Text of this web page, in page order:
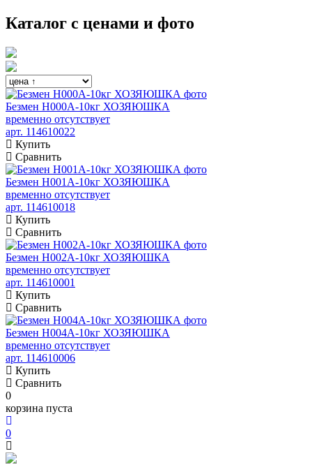
Каталог с ценами и фото
Безмен Н000А-10кг ХОЗЯЮШКА
временно отсутствует
арт. 114610022
Купить
Сравнить
Безмен Н001А-10кг ХОЗЯЮШКА
временно отсутствует
арт. 114610018
Купить
Сравнить
Безмен Н002А-10кг ХОЗЯЮШКА
временно отсутствует
арт. 114610001
Купить
Сравнить
Безмен Н004А-10кг ХОЗЯЮШКА
временно отсутствует
арт. 114610006
Купить
Сравнить
0
корзина пуста
0